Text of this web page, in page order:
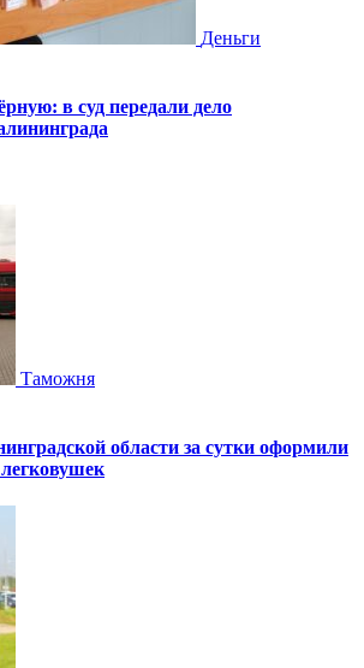
Деньги
в суд передали дело
Таможня
области за сутки оформили